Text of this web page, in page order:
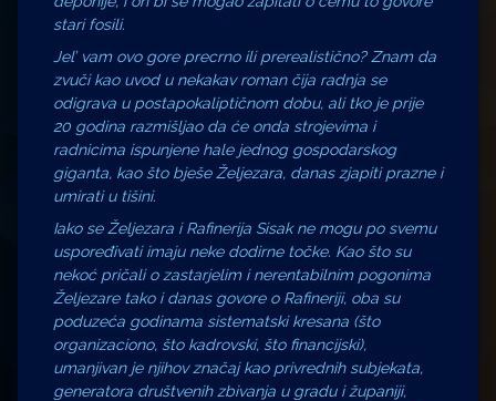
stari fosili.
Jel’ vam ovo gore precrno ili prerealistično? Znam da
zvuči kao uvod u nekakav roman čija radnja se
odigrava u postapokaliptičnom dobu, ali tko je prije
20 godina razmišljao da će onda strojevima i
radnicima ispunjene hale jednog gospodarskog
giganta, kao što bješe Željezara, danas zjapiti prazne i
umirati u tišini.
Iako se Željezara i Rafinerija Sisak ne mogu po svemu
uspoređivati imaju neke dodirne točke. Kao što su
nekoć pričali o zastarjelim i nerentabilnim pogonima
Željezare tako i danas govore o Rafineriji, oba su
poduzeća godinama sistematski kresana (što
organizaciono, što kadrovski, što financijski),
umanjivan je njihov značaj kao privrednih subjekata,
generatora društvenih zbivanja u gradu i županiji,